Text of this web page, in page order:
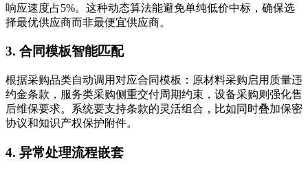
响应速度占5%。这种动态算法能避免单纯低价中标，确保选
择最优供应商而非最便宜供应商。
3. 合同模板智能匹配
根据采购品类自动调用对应合同模板：原材料采购启用质量违
约金条款，服务类采购侧重交付周期约束，设备采购则强化售
后维保要求。系统要支持条款的灵活组合，比如同时叠加保密
协议和知识产权保护附件。
4. 异常处理流程嵌套